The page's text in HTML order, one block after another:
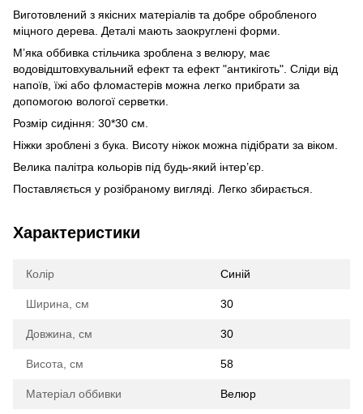
Виготовлений з якісних матеріалів та добре обробленого
міцного дерева. Деталі мають заокруглені форми.
М’яка оббивка стільчика зроблена з велюру, має
водовідштовхувальний ефект та ефект "антикіготь". Сліди від
напоїв, їжі або фломастерів можна легко прибрати за
допомогою вологої серветки.
Розмір сидіння: 30*30 см.
Ніжки зроблені з бука. Висоту ніжок можна підібрати за віком.
Велика палітра кольорів під будь-який інтер’єр.
Поставляється у розібраному вигляді. Легко збирається.
Характеристики
Колір Синій
Ширина, см 30
Довжина, см 30
Висота, см 58
Матеріал оббивки Велюр